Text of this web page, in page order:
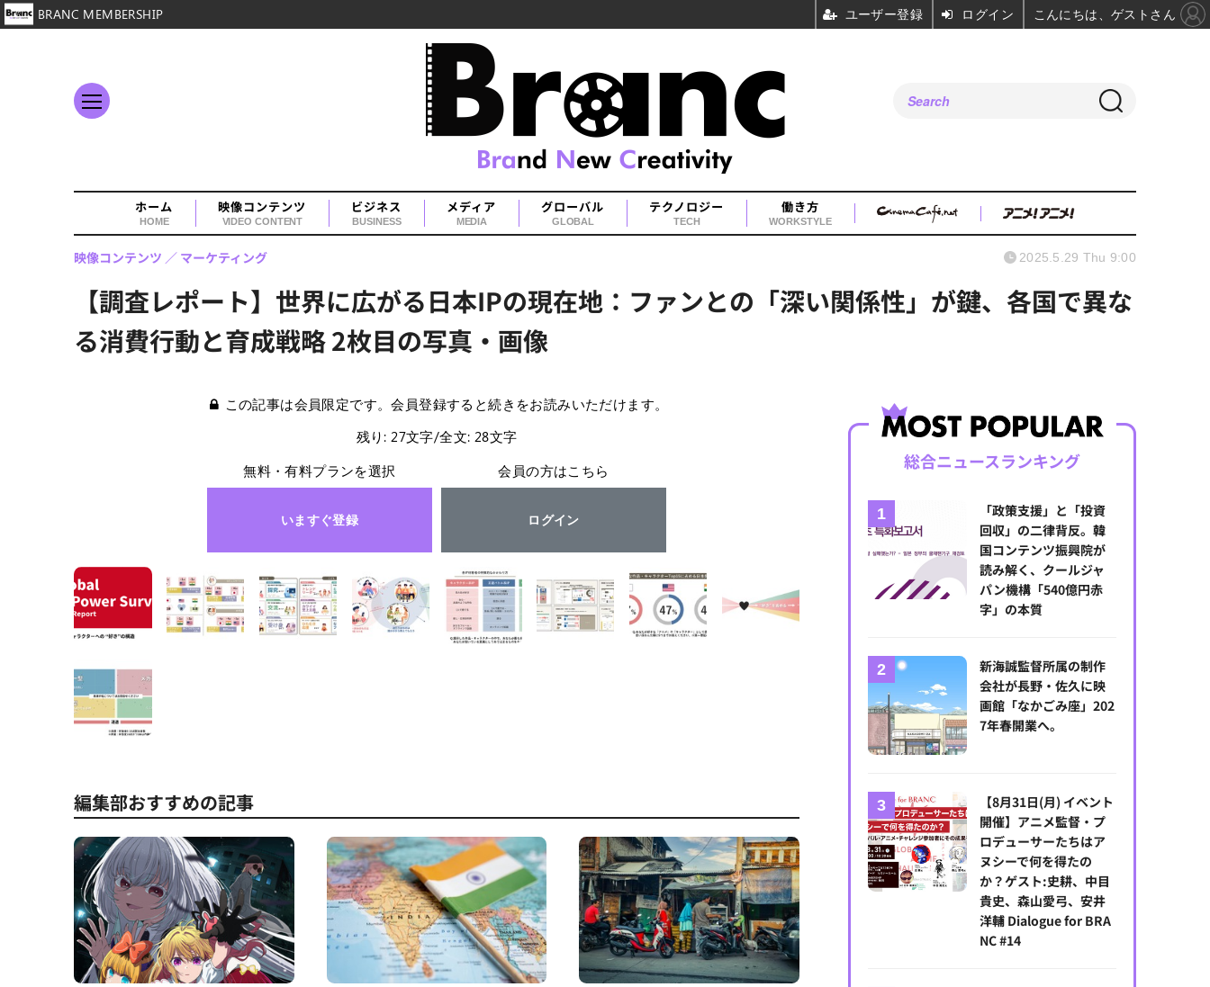
ホーム
HOME
映像コンテンツ
VIDEO CONTENT
ビジネス
BUSINESS
メディア
MEDIA
グローバル
GLOBAL
テクノロジー
TECH
働き方
WORKSTYLE
【調査レポート】世界に広がる日本IPの現在地：ファンとの「深い関係性」が鍵、各国で異な
る消費行動と育成戦略 2枚目の写真・画像
映像コンテンツ マーケティング 2025.5.29 Thu 9:00
この記事は会員限定です。会員登録すると続きをお読みいただけます。
残り: 27文字/全文: 28文字
無料・有料プランを選択
いますぐ登録
会員の方はこちら
ログイン
編集部おすすめの記事
総合ニュースランキング
「政策支援」と「投資
回収」の二律背反。韓
国コンテンツ振興院が
読み解く、クールジャ
パン機構「540億円赤
字」の本質
新海誠監督所属の制作
会社が長野・佐久に映
画館「なかごみ座」202
7年春開業へ。
【8月31日(月) イベント
開催】アニメ監督・プ
ロデューサーたちはア
ヌシーで何を得たの
か？ゲスト:史耕、中目
貴史、森山愛弓、安井
洋輔 Dialogue for BRA
NC #14
BRANC MEMBERSHIP ユーザー登録 ログイン こんにちは、ゲストさん